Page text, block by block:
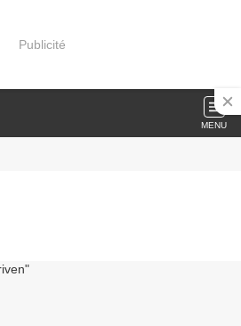
Publicité
MENU